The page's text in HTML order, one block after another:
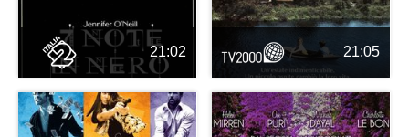
21:02 21:05